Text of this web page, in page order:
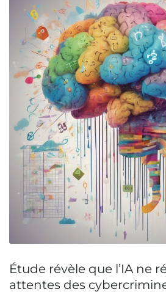
Étude révèle que l’IA ne
attentes des